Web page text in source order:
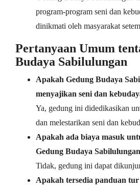
program-program seni dan
dinikmati oleh masyarakat
Pertanyaan Umum
Budaya Sabilulungan
Apakah Gedung Budaya
menyajikan seni dan
Ya, gedung ini didedikasikan
dan melestarikan seni dan
Apakah ada biaya masuk
Gedung Budaya
Tidak, gedung ini dapat
Apakah tersedia panduan